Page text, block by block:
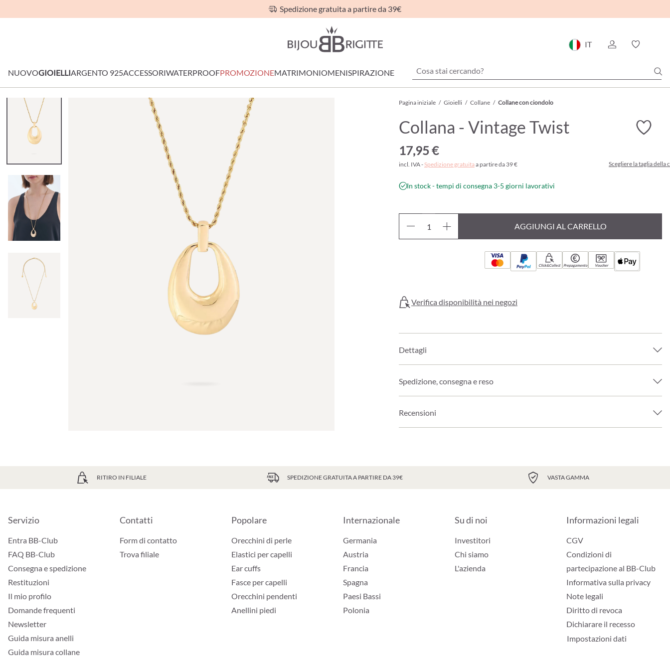
Spedizione gratuita a partire da 39€
IT
NUOVOGIOIELLIARGENTO 925ACCESSORIWATERPROOFPROMOZIONEMATRIMONIOMENISPIRAZIONE
Pagina iniziale / Gioielli / Collane / Collane con ciondolo
Collana - Vintage Twist
17,95 €
incl. IVA - Spedizione gratuitaa partire da 39 € Scegliere la taglia della
In stock - tempi di consegna 3-5 giorni lavorativi
AGGIUNGI AL CARRELLO
Click&Collect Prepagamento Voucher
Verifica disponibilità nei negozi
Dettagli
Spedizione, consegna e reso
Recensioni
RITIRO IN FILIALE SPEDIZIONE GRATUITA A PARTIRE DA 39€ VASTA GAMMA
Servizio
Entra BB-Club
FAQ BB-Club
Consegna e spedizione
Restituzioni
Il mio profilo
Domande frequenti
Newsletter
Guida misura anelli
Guida misura collane
Contatti
Form di contatto
Trova filiale
Popolare
Orecchini di perle
Elastici per capelli
Ear cuffs
Fasce per capelli
Orecchini pendenti
Anellini piedi
Internazionale
Germania
Austria
Francia
Spagna
Paesi Bassi
Polonia
Su di noi
Investitori
Chi siamo
L'azienda
Informazioni legali
CGV
Condizioni di
partecipazione al BB-Club
Informativa sulla privacy
Note legali
Diritto di revoca
Dichiarare il recesso
Impostazioni dati